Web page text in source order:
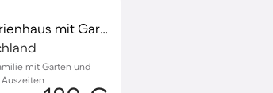
Kinderfreundliches gemütliches Ferienhaus mit Garten | Haustiere sind willkommen
mit Garten und